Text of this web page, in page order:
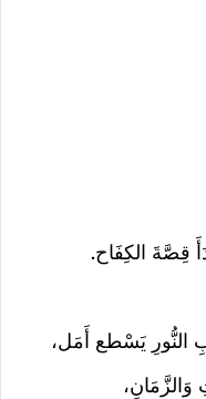
قِصَّةَ الكِفَاح.
النُّورِ يَسْطع أَمَل،
وَالزَّمَانِ،